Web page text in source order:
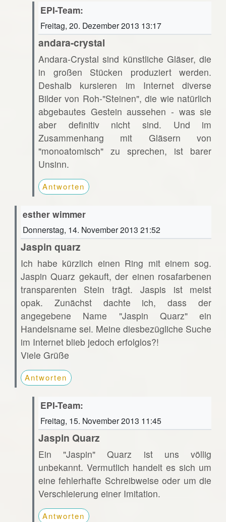
EPI-Team:
Freitag, 20. Dezember 2013 13:17
andara-crystal
Andara-Crystal sind künstliche Gläser, die
in großen Stücken produziert werden.
Deshalb kursieren im Internet diverse
Bilder von Roh-"Steinen", die wie natürlich
abgebautes Gestein aussehen - was sie
aber definitiv nicht sind. Und im
Zusammenhang mit Gläsern von
"monoatomisch" zu sprechen, ist barer
Unsinn.
Antworten
esther wimmer
Donnerstag, 14. November 2013 21:52
Jaspin quarz
Ich habe kürzlich einen Ring mit einem sog.
Jaspin Quarz gekauft, der einen rosafarbenen
transparenten Stein trägt. Jaspis ist meist
opak. Zunächst dachte ich, dass der
angegebene Name "Jaspin Quarz" ein
Handelsname sei. Meine diesbezügliche Suche
im Internet blieb jedoch erfolglos?!
Viele Grüße
Antworten
EPI-Team:
Freitag, 15. November 2013 11:45
Jaspin Quarz
Ein "Jaspin" Quarz ist uns völlig
unbekannt. Vermutlich handelt es sich um
eine fehlerhafte Schreibweise oder um die
Verschleierung einer Imitation.
Antworten